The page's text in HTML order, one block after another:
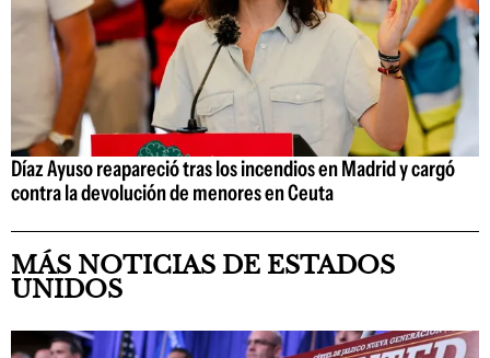
Díaz Ayuso reapareció tras los incendios en Madrid y cargó
contra la devolución de menores en Ceuta
MÁS NOTICIAS DE ESTADOS
UNIDOS